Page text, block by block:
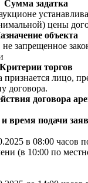
Сумма задатка
цены
объекта
запрещенное
Критерии торгов
признается лицо,
договора.
договора
время подачи
в 08:00 часов
(в 10:00 по